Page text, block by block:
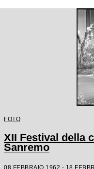
FOTO
XII Festival della
Sanremo
08 FEBBRAIO 1962 - 18